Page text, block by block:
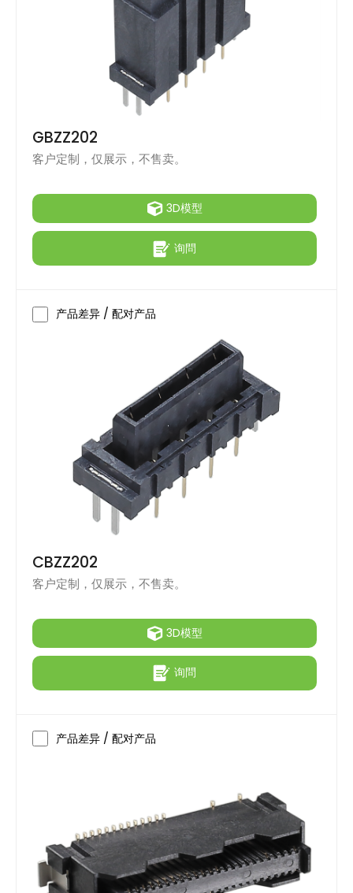
GBZZ202
客户定制，仅展示，不售卖。
3D模型
询問
产品差异 / 配对产品
CBZZ202
客户定制，仅展示，不售卖。
3D模型
询問
产品差异 / 配对产品